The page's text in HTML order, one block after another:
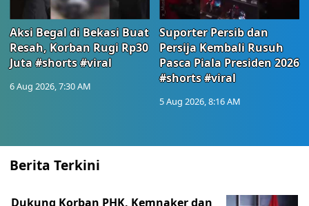
Aksi Begal di Bekasi Buat
Resah, Korban Rugi Rp30
Juta #shorts #viral
6 Aug 2026, 7:30 AM
Suporter Persib dan
Persija Kembali Rusuh
Pasca Piala Presiden 2026
#shorts #viral
5 Aug 2026, 8:16 AM
Berita Terkini
Dukung Korban PHK, Kemnaker dan